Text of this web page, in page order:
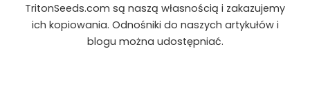
TritonSeeds.com są naszą własnością i zakazujemy
ich kopiowania. Odnośniki do naszych artykułów i
blogu można udostępniać.